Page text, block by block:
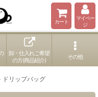
カート
マイペー
ジ
卸・仕入れご希望
の方(商品紹介)
その他
ドリップバッグ